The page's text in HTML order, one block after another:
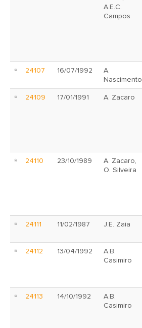
A.E.C.
Campos
24107 16/07/1992
A.
Nascimento
24109 17/01/1991 A. Zacaro
24110 23/10/1989
A. Zacaro,
O. Silveira
24111 11/02/1987 J.E. Zaia
24112 13/04/1992
A.B.
Casimiro
24113 14/10/1992
A.B.
Casimiro